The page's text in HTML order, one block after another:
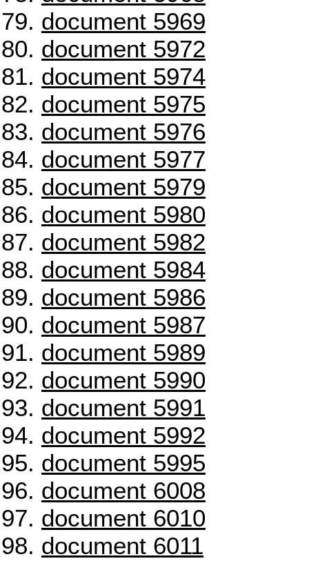
document 5969
document 5972
document 5974
document 5975
document 5976
document 5977
document 5979
document 5980
document 5982
document 5984
document 5986
document 5987
document 5989
document 5990
document 5991
document 5992
document 5995
document 6008
document 6010
document 6011